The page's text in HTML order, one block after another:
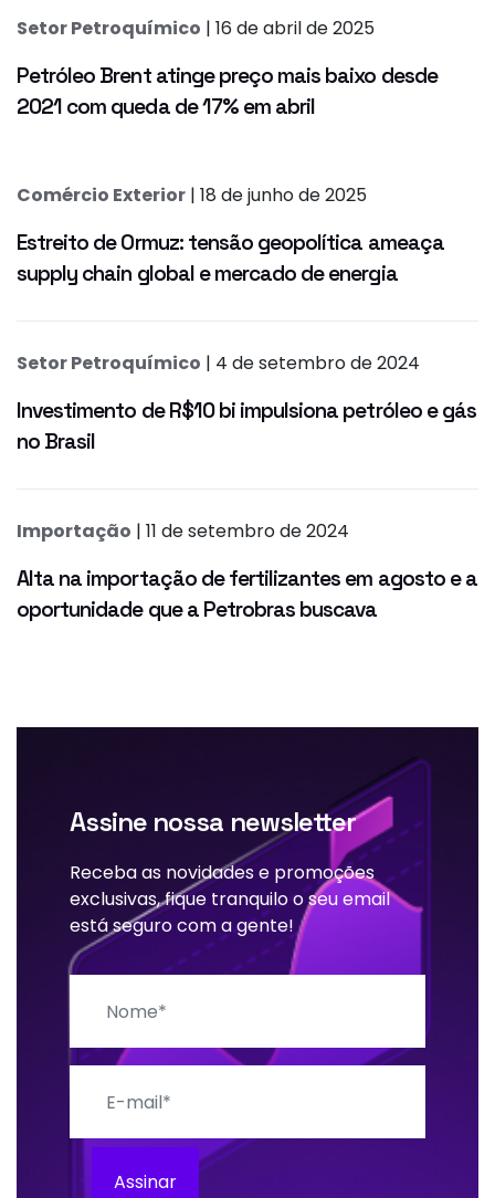
Setor Petroquímico | 16 de abril de 2025
Petróleo Brent atinge preço mais baixo desde
2021 com queda de 17% em abril
Comércio Exterior | 18 de junho de 2025
Estreito de Ormuz: tensão geopolítica ameaça
supply chain global e mercado de energia
Setor Petroquímico | 4 de setembro de 2024
Investimento de R$10 bi impulsiona petróleo e gás
no Brasil
Importação | 11 de setembro de 2024
Alta na importação de fertilizantes em agosto e a
oportunidade que a Petrobras buscava
Assine nossa newsletter
Receba as novidades e promoções
exclusivas, fique tranquilo o seu email
está seguro com a gente!
Assinar